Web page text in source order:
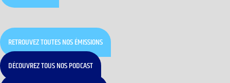
RETROUVEZ TOUTES NOS ÉMISSIONS
DÉCOUVREZ TOUS NOS PODCAST